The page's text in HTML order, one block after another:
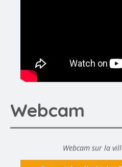
Webcam
Webcam sur la